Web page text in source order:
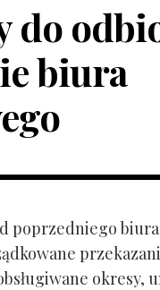
do
biura
poprzedniego
okresy,